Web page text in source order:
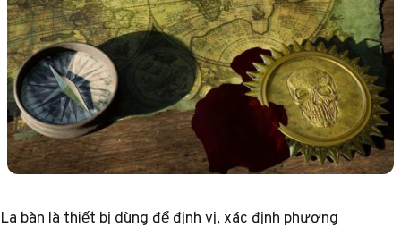
La bàn là thiết bị dùng để định vị, xác định phương